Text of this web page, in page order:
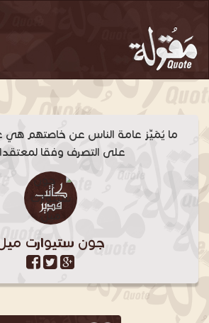
ما يُمَيِّز عامة الناس عن خاصتهم هي
على التصرف وفقا
جون ستيوارت